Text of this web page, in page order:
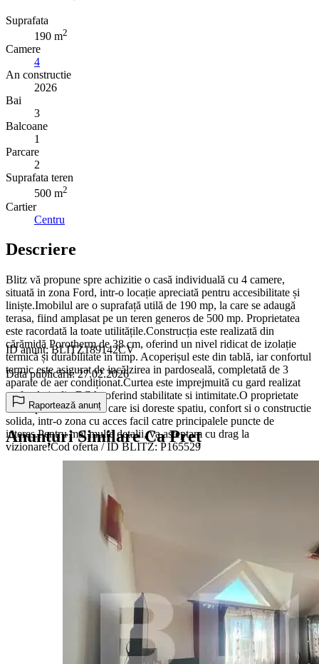
Suprafata
190 m2
Camere
4
An constructie
2026
Bai
3
Balcoane
1
Parcare
2
Suprafata teren
500 m2
Cartier
Centru
Descriere
Blitz vă propune spre achizitie o casă individuală cu 4 camere,
situată in zona Ford, intr-o locație apreciată pentru accesibilitate și
liniște.Imobilul are o suprafață utilă de 190 mp, la care se adaugă
terasa, fiind amplasat pe un teren generos de 500 mp. Proprietatea
este racordată la toate utilitățile.Construcția este realizată din
cărămidă Porotherm de 38 cm, oferind un nivel ridicat de izolație
termică și durabilitate in timp. Acoperișul este din tablă, iar confortul
termic este asigurat de incălzirea in pardoseală, completată de 3
aparate de aer condiționat.Curtea este imprejmuită cu gard realizat
pe fundatie din BCA, oferind stabilitate si intimitate.O proprietate
ideala pentru o familie care isi doreste spatiu, confort si o constructie
solida, intr-o zona cu acces facil catre principalele puncte de
interes.Pentru mai multe detalii, va asteptam cu drag la
vizionare!Cod oferta / ID BLITZ: P165529
ID anunț: BLITZ189142CV
Data publicării: 27.02.2026
Raportează anunț
Anunțuri Similare Ca Preț